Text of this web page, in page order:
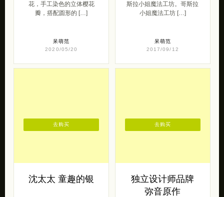
花，手工染色的立体樱花
瓣，搭配圆形的 […]
呆萌范
2020/05/20
斯拉小姐魔法工坊。哥斯拉
小姐魔法工坊 […]
呆萌范
2017/09/12
沈太太 童趣的银
去购买
独立设计师品牌
弥音原作
去购买